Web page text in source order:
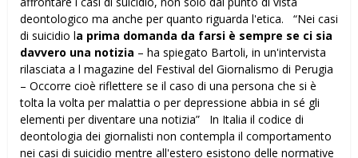
deontologico ma anche per quanto riguarda l'etica. “Nei casi
di suicidio la prima domanda da farsi è sempre se ci sia
davvero una notizia – ha spiegato Bartoli, in un'intervista
rilasciata a l magazine del Festival del Giornalismo di Perugia
– Occorre cioè riflettere se il caso di una persona che si è
tolta la volta per malattia o per depressione abbia in sé gli
elementi per diventare una notizia” In Italia il codice di
deontologia dei giornalisti non contempla il comportamento
nei casi di suicidio mentre all'estero esistono delle normative